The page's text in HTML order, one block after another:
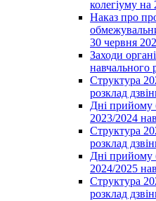
колегіуму на
Наказ про
30 червня
Заходи
навчального
Структура
розклад
Дні прийому
2023/2024
Структура
розклад
Дні прийому
2024/2025
Структура
розклад